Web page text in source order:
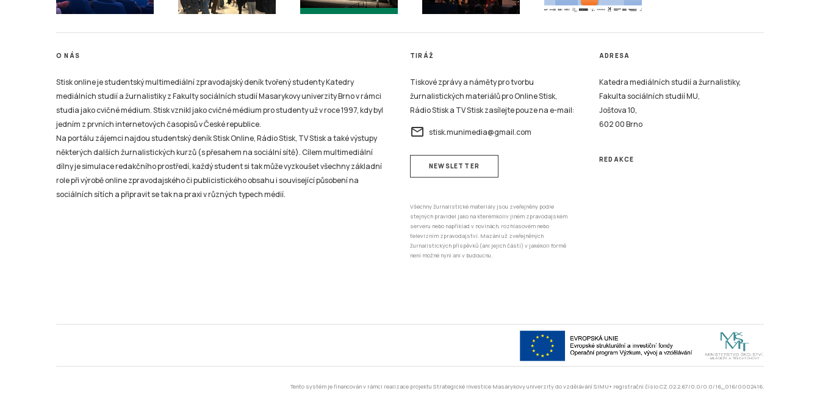
O NÁS
Stisk online je studentský multimediální zpravodajský deník tvořený studenty Katedry
mediálních studií a žurnalistiky z Fakulty sociálních studií Masarykovy univerzity Brno v rámci
studia jako cvičné médium. Stisk vznikl jako cvičné médium pro studenty už v roce 1997, kdy byl
jedním z prvních internetových časopisů v České republice.
Na portálu zájemci najdou studentský deník Stisk Online, Rádio Stisk, TV Stisk a také výstupy
některých dalších žurnalistických kurzů (s přesahem na sociální sítě). Cílem multimediální
dílny je simulace redakčního prostředí, každý student si tak může vyzkoušet všechny základní
role při výrobě online zpravodajského či publicistického obsahu i související působení na
sociálních sítích a připravit se tak na praxi v různých typech médií.
TIRÁŽ
Tiskové zprávy a náměty pro tvorbu
žurnalistických materiálů pro Online Stisk,
Rádio Stisk a TV Stisk zasílejte pouze na e-mail:
email stisk.munimedia@gmail.com
NEWSLETTER
Všechny žurnalistické materiály jsou zveřejněny podle
stejných pravidel jako na kterémkoliv jiném zpravodajském
serveru nebo například v novinách, rozhlasovém nebo
televizním zpravodajství. Mazání už zveřejněných
žurnalistických příspěvků (ani jejich částí) v jakékoli formě
není možné nyní ani v budoucnu.
ADRESA
Katedra mediálních studií a žurnalistiky,
Fakulta sociálních studií MU,
Joštova 10,
602 00 Brno
REDAKCE
Tento systém je financován v rámci realizace projektu Strategické investice Masarykovy univerzity do vzdělávání SIMU+ registrační číslo CZ.02.2.67/0.0/0.0/16_016/0002416.